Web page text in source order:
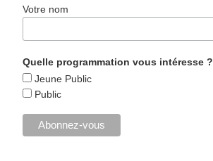
Votre nom
Quelle programmation vous intéresse ?
Jeune Public
Public